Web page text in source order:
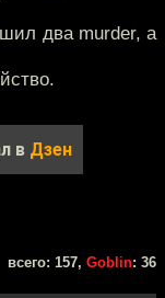
два murder, а
в Дзен
всего: 157, Goblin: 36